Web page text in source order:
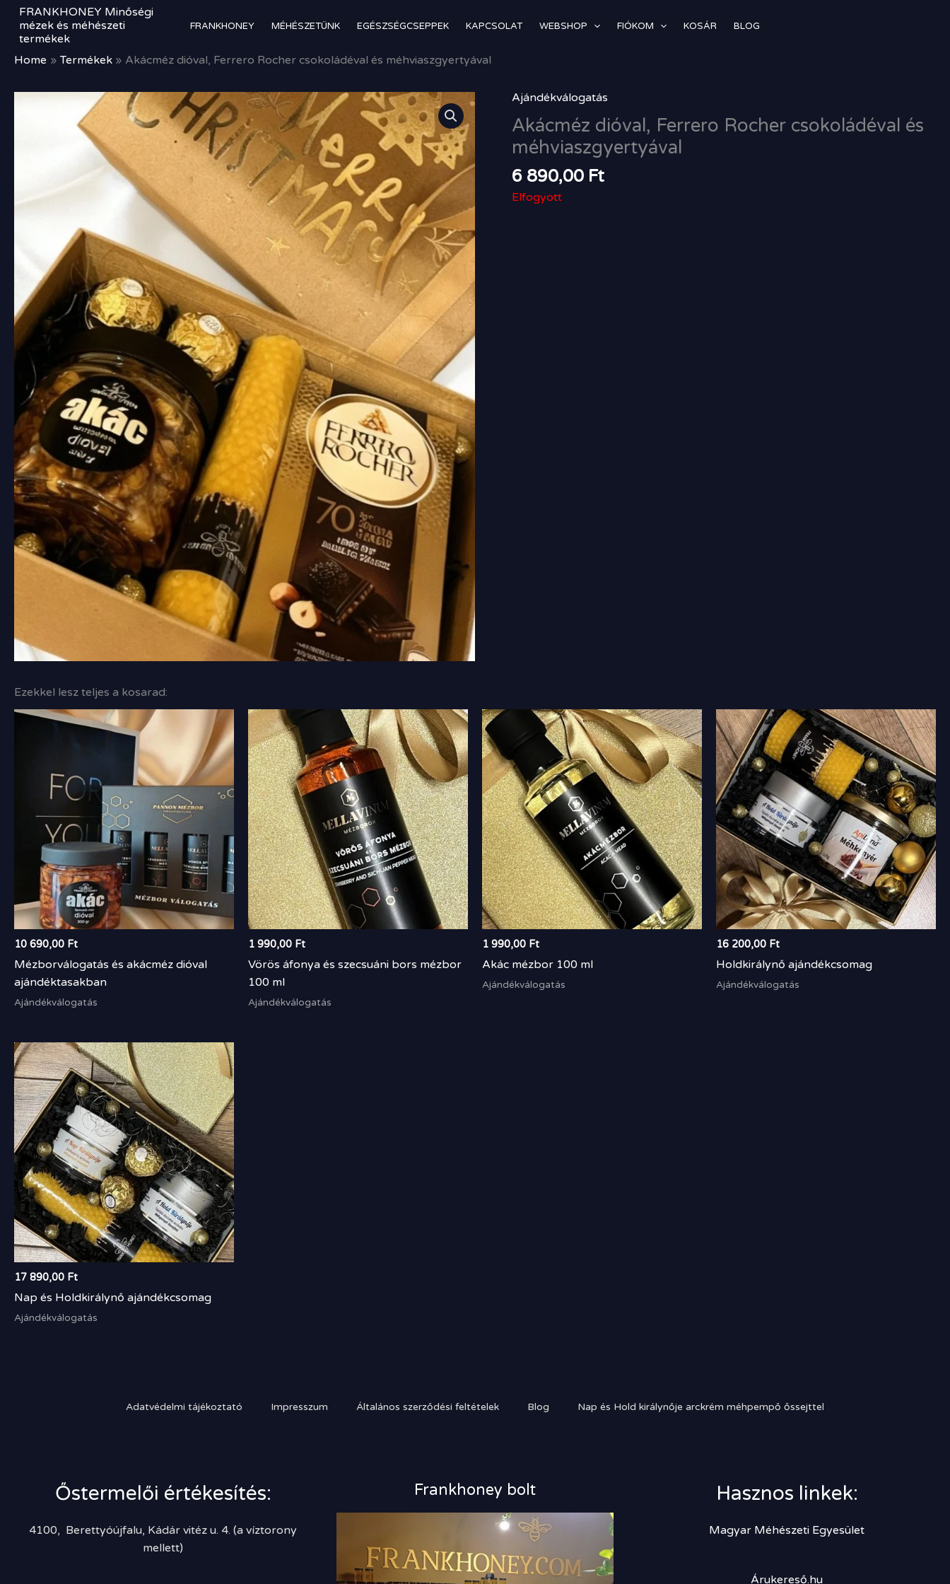
Skip
content
FRANKHONEY Minőségi
mézek és méhészeti
termékek
FRANKHONEY MÉHÉSZETÜNK EGÉSZSÉGCSEPPEK KAPCSOLAT WEBSHOP FIÓKOM KOSÁR BLOG
Home Termékek Akácméz dióval, Ferrero Rocher csokoládéval és méhviaszgyertyával
Ajándékválogatás
Akácméz dióval, Ferrero Rocher csokoládéval és
méhviaszgyertyával
6 890,00 Ft
Elfogyott
Ezekkel lesz teljes a kosarad:
10 690,00 Ft
Mézborválogatás és akácméz dióval
ajándéktasakban
Ajándékválogatás
1 990,00 Ft
Vörös áfonya és szecsuáni bors mézbor
100 ml
Ajándékválogatás
1 990,00 Ft
Akác mézbor 100 ml
Ajándékválogatás
16 200,00 Ft
Holdkirálynő ajándékcsomag
Ajándékválogatás
17 890,00 Ft
Nap és Holdkirálynő ajándékcsomag
Ajándékválogatás
Adatvédelmi tájékoztató Impresszum Általános szerződési feltételek Blog Nap és Hold királynője arckrém méhpempő őssejttel
Őstermelői értékesítés:
4100, Berettyóújfalu, Kádár vitéz u. 4. (a víztorony
mellett)
Frankhoney bolt Hasznos linkek:
Magyar Méhészeti Egyesület
Árukereső.hu